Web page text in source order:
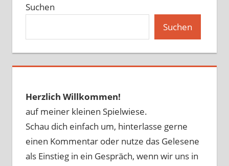
Suchen
Suchen
Herzlich Willkommen!
auf meiner kleinen Spielwiese.
Schau dich einfach um, hinterlasse gerne
einen Kommentar oder nutze das Gelesene
als Einstieg in ein Gespräch, wenn wir uns in